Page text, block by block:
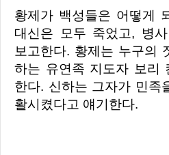
황제가 백성들은 어떻게 되었는지 묻는다. 총리
대신은 모두 죽었고, 병
보고한다. 황제는 누구의
하는 유연족 지도자 보리
한다. 신하는 그자가 민족
활시켰다고 얘기한다.